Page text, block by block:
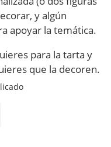
y algún
apoyar la temática.
para la tarta y
que la decoren.